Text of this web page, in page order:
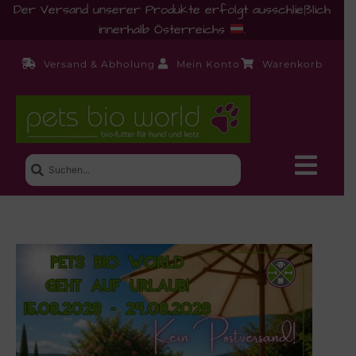
Der Versand unserer Produkte erfolgt ausschließlich
innerhalb Österreichs
.
Versand & Abholung Mein Konto Warenkorb
Neue Produkte
Shop
Ernährungsberatung!
Startseite